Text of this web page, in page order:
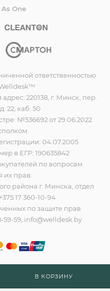
В КОРЗИНУ
One
ответственностью
220138, г. Минск, пер.
22, каб. 50
№536692 от 29.06.2022.
04.07.2005
в ЕГР: 190635842
по вопросам
их прав:
района г. Минска, отдел
17 360-10-94
по защите прав
59-59, info@welldesk.by